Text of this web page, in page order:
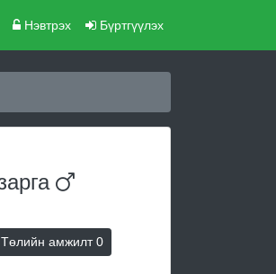
Нэвтрэх Бүртгүүлэх
амжилт0